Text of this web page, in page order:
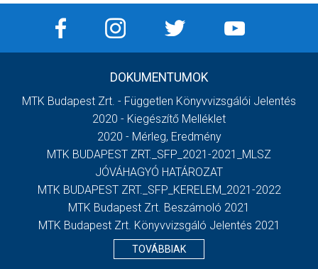
DOKUMENTUMOK
MTK Budapest Zrt. - Független Könyvvizsgálói Jelentés
2020 - Kiegészítő Melléklet
2020 - Mérleg, Eredmény
MTK BUDAPEST ZRT._SFP_2021-2021_MLSZ
JÓVÁHAGYÓ HATÁROZAT
MTK BUDAPEST ZRT._SFP_KERELEM_2021-2022
MTK Budapest Zrt. Beszámoló 2021
MTK Budapest Zrt. Könyvvizsgáló Jelentés 2021
TOVÁBBIAK